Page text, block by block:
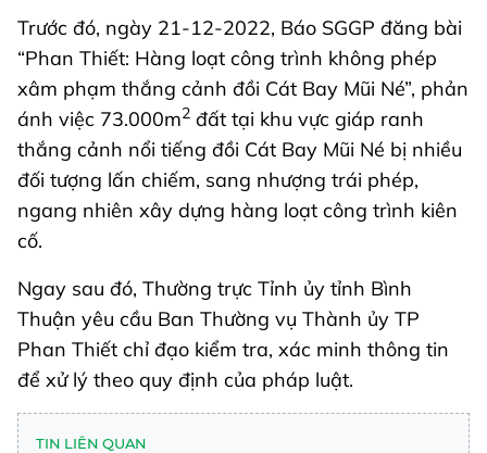
Trước đó, ngày 21-12-2022, Báo SGGP đăng bài
“Phan Thiết: Hàng loạt công trình không phép
xâm phạm thắng cảnh đồi Cát Bay Mũi Né”, phản
ánh việc 73.000m2 đất tại khu vực giáp ranh
thắng cảnh nổi tiếng đồi Cát Bay Mũi Né bị nhiều
đối tượng lấn chiếm, sang nhượng trái phép,
ngang nhiên xây dựng hàng loạt công trình kiên
cố.
Ngay sau đó, Thường trực Tỉnh ủy tỉnh Bình
Thuận yêu cầu Ban Thường vụ Thành ủy TP
Phan Thiết chỉ đạo kiểm tra, xác minh thông tin
để xử lý theo quy định của pháp luật.
TIN LIÊN QUAN